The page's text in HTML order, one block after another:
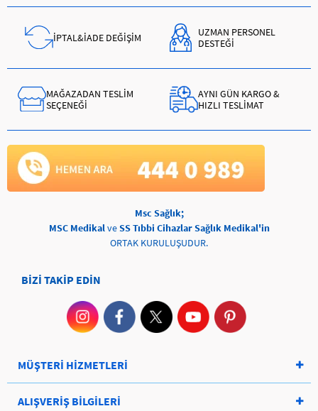
İPTAL&İADE DEĞİŞİM
UZMAN PERSONEL
DESTEĞİ
MAĞAZADAN TESLİM
SEÇENEĞİ
AYNI GÜN KARGO &
HIZLI TESLİMAT
Msc Sağlık;
MSC Medikal ve SS Tıbbi Cihazlar Sağlık Medikal'in
ORTAK KURULUŞUDUR.
BİZİ TAKİP EDİN
MÜŞTERİ HİZMETLERİ
ALIŞVERİŞ BİLGİLERİ